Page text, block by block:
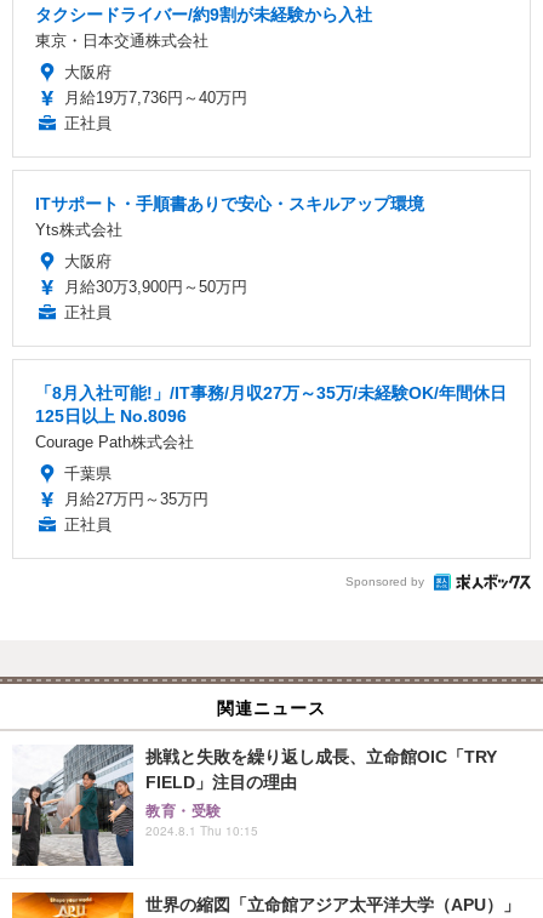
タクシードライバー/約9割が未経験から入社
東京・日本交通株式会社
大阪府
月給19万7,736円～40万円
正社員
ITサポート・手順書ありで安心・スキルアップ環境
Yts株式会社
大阪府
月給30万3,900円～50万円
正社員
「8月入社可能!」/IT事務/月収27万～35万/未経験OK/年間休日
125日以上 No.8096
Courage Path株式会社
千葉県
月給27万円～35万円
正社員
Sponsored by
関連ニュース
挑戦と失敗を繰り返し成長、立命館OIC「TRY
FIELD」注目の理由
教育・受験
2024.8.1 Thu 10:15
世界の縮図「立命館アジア太平洋大学（APU）」